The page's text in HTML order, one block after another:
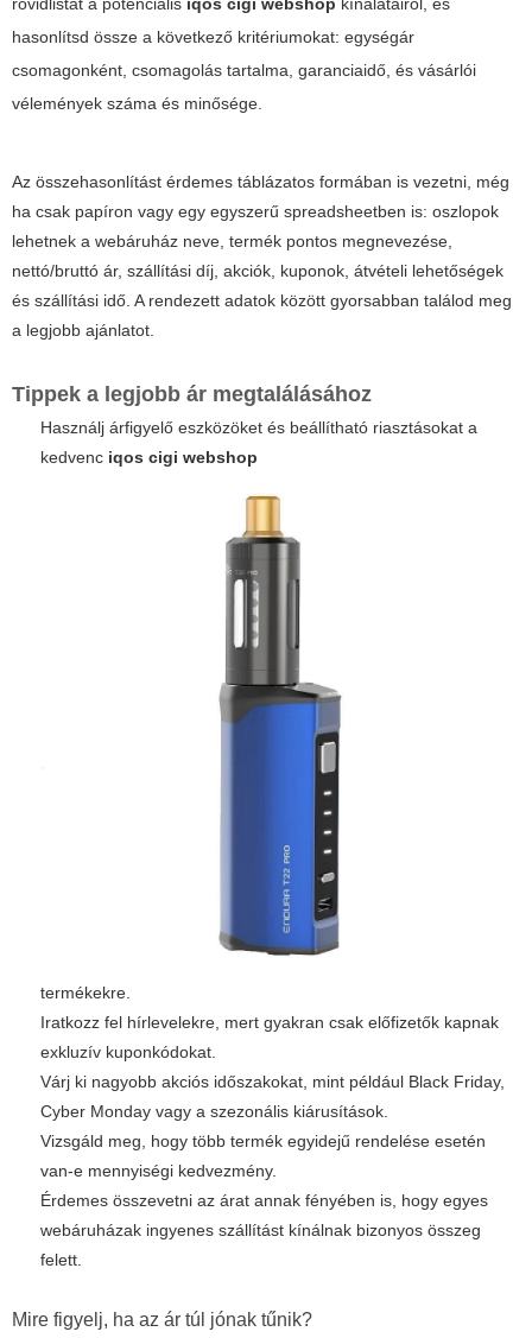
hasonlítsd össze a következő kritériumokat: egységár
csomagonként, csomagolás tartalma, garanciaidő, és vásárlói
vélemények száma és minősége.
Az összehasonlítást érdemes táblázatos formában is vezetni, még
ha csak papíron vagy egy egyszerű spreadsheetben is: oszlopok
lehetnek a webáruház neve, termék pontos megnevezése,
nettó/bruttó ár, szállítási díj, akciók, kuponok, átvételi lehetőségek
és szállítási idő. A rendezett adatok között gyorsabban találod meg
a legjobb ajánlatot.
Tippek a legjobb ár megtalálásához
Használj árfigyelő eszközöket és beállítható riasztásokat a
kedvenc iqos cigi webshop
termékekre.
Iratkozz fel hírlevelekre, mert gyakran csak előfizetők kapnak
exkluzív kuponkódokat.
Várj ki nagyobb akciós időszakokat, mint például Black Friday,
Cyber Monday vagy a szezonális kiárusítások.
Vizsgáld meg, hogy több termék egyidejű rendelése esetén
van-e mennyiségi kedvezmény.
Érdemes összevetni az árat annak fényében is, hogy egyes
webáruházak ingyenes szállítást kínálnak bizonyos összeg
felett.
Mire figyelj, ha az ár túl jónak tűnik?